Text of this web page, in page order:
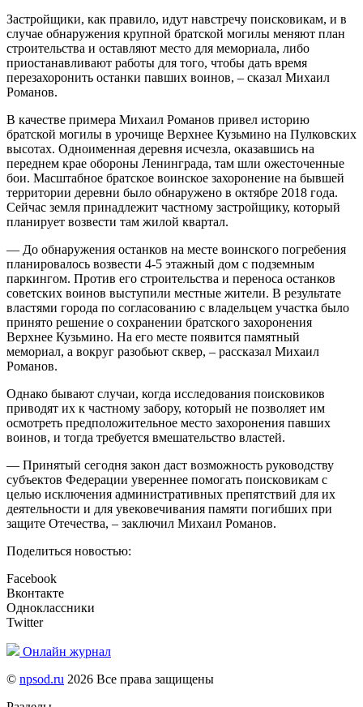
Застройщики, как правило, идут навстречу поисковикам, и в
случае обнаружения крупной братской могилы меняют план
строительства и оставляют место для мемориала, либо
приостанавливают работы для того, чтобы дать время
перезахоронить останки павших воинов, – сказал Михаил
Романов.
В качестве примера Михаил Романов привел историю
братской могилы в урочище Верхнее Кузьмино на Пулковских
высотах. Одноименная деревня исчезла, оказавшись на
переднем крае обороны Ленинграда, там шли ожесточенные
бои. Масштабное братское воинское захоронение на бывшей
территории деревни было обнаружено в октябре 2018 года.
Сейчас земля принадлежит частному застройщику, который
планирует возвести там жилой квартал.
— До обнаружения останков на месте воинского погребения
планировалось возвести 4-5 этажный дом с подземным
паркингом. Против его строительства и переноса останков
советских воинов выступили местные жители. В результате
властями города по согласованию с владельцем участка было
принято решение о сохранении братского захоронения
Верхнее Кузьмино. На его месте появится памятный
мемориал, а вокруг разобьют сквер, – рассказал Михаил
Романов.
Однако бывают случаи, когда исследования поисковиков
приводят их к частному забору, который не позволяет им
осмотреть предположительное место захоронения павших
воинов, и тогда требуется вмешательство властей.
— Принятый сегодня закон даст возможность руководству
субъектов Федерации увереннее помогать поисковикам с
целью исключения административных препятствий для их
деятельности и для увековечивания памяти погибших при
защите Отечества, – заключил Михаил Романов.
Поделиться новостью:
Facebook
Вконтакте
Одноклассники
Twitter
Онлайн журнал
© npsod.ru 2026 Все права защищены